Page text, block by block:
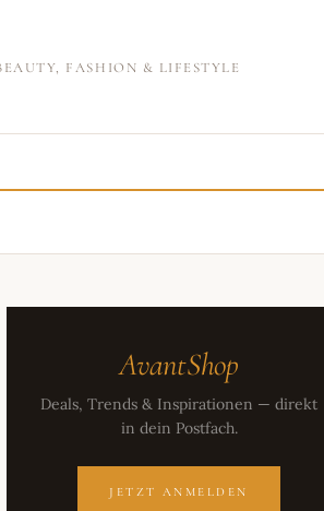
FASHION & LIFESTYLE
AvantShop
Deals, Trends & Inspirationen — direkt
in dein Postfach.
JETZT ANMELDEN